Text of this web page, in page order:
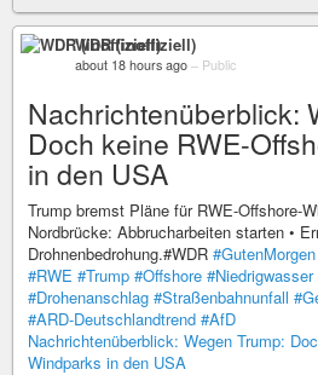
WDR (inoffiziell)
about 18 hours ago – Public
Nachrichtenüberblick:
Doch keine RWE-
in den USA
Trump bremst Pläne für RWE-Offshore-
Nordbrücke: Abbrucharbeiten starten •
Drohnenbedrohung.#WDR #GutenMorgen
#RWE #Trump #Offshore #Niedrigwasser
#Drohenanschlag #Straßenbahnunfall
#ARD-Deutschlandtrend #AfD
Nachrichtenüberblick: Wegen Trump:
Windparks in den USA